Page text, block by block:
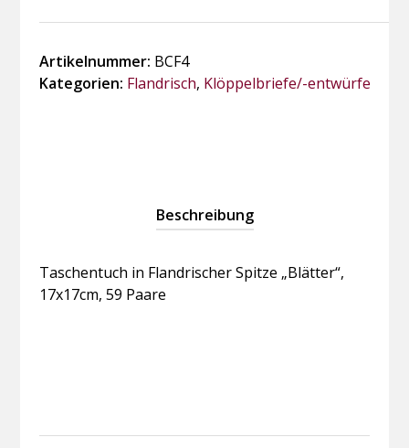
Spitze
„Blätter“
Menge
Artikelnummer: BCF4
Kategorien: Flandrisch, Klöppelbriefe/-entwürfe
Beschreibung
Taschentuch in Flandrischer Spitze „Blätter“,
17x17cm, 59 Paare